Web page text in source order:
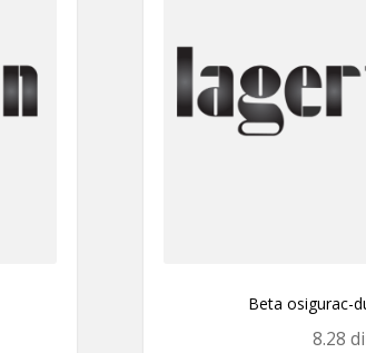
Beta osigurac-
8.28